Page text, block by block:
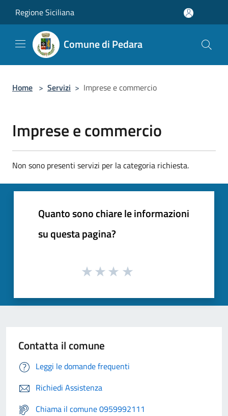
Regione Siciliana
Comune di Pedara
Home > Servizi > Imprese e commercio
Imprese e commercio
Non sono presenti servizi per la categoria richiesta.
Quanto sono chiare le informazioni
su questa pagina?
Contatta il comune
Leggi le domande frequenti
Richiedi Assistenza
Chiama il comune 0959992111